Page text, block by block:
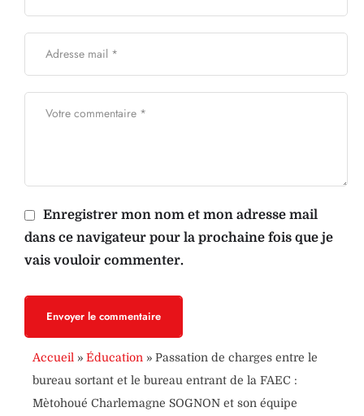
Enregistrer mon nom et mon adresse mail
dans ce navigateur pour la prochaine fois que je
vais vouloir commenter.
Envoyer le commentaire
Accueil » Éducation » Passation de charges entre le
bureau sortant et le bureau entrant de la FAEC :
Mètohoué Charlemagne SOGNON et son équipe